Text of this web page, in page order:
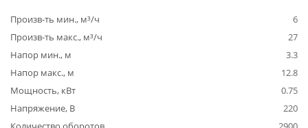
Произв-ть мин., м³/ч
6
Произв-ть макс., м³/ч
27
Напор мин., м
3.3
Напор макс., м
12.8
Мощность, кВт
0.75
Напряжение, В
220